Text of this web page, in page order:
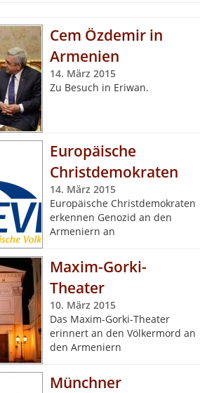
Cem Özdemir in
Armenien
14. März 2015
Zu Besuch in Eriwan.
Europäische
Christdemokraten
14. März 2015
Europäische Christdemokraten
erkennen Genozid an den
Armeniern an
Maxim-Gorki-
Theater
10. März 2015
Das Maxim-Gorki-Theater
erinnert an den Völkermord an
den Armeniern
Münchner